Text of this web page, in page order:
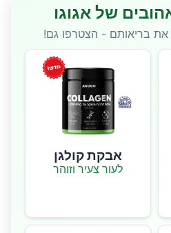
של אגוגו
בריאותם - הצטרפו גם!
אבקת קולגן
לעור צעיר וזוהר